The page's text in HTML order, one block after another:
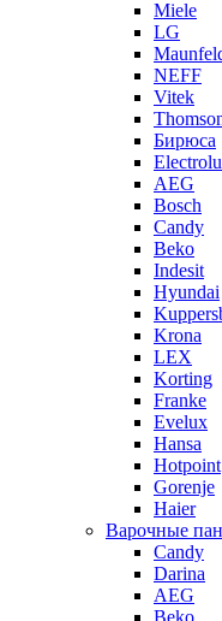
Miele
LG
NEFF
Vitek
Бирюса
AEG
Bosch
Candy
Beko
Indesit
Hyundai
Krona
LEX
Korting
Franke
Evelux
Hansa
Hotpoint
Gorenje
Haier
Варочные
Candy
Darina
AEG